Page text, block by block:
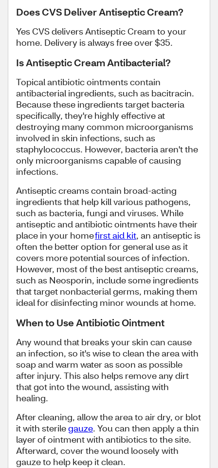
Does CVS Deliver Antiseptic Cream?
Yes CVS delivers Antiseptic Cream to your
home. Delivery is always free over $35.
Is Antiseptic Cream Antibacterial?
Topical antibiotic ointments contain
antibacterial ingredients, such as bacitracin.
Because these ingredients target bacteria
specifically, they're highly effective at
destroying many common microorganisms
involved in skin infections, such as
staphylococcus. However, bacteria aren't the
only microorganisms capable of causing
infections.
Antiseptic creams contain broad-acting
ingredients that help kill various pathogens,
such as bacteria, fungi and viruses. While
antiseptic and antibiotic ointments have their
place in your homefirst aid kit, an antiseptic is
often the better option for general use as it
covers more potential sources of infection.
However, most of the best antiseptic creams,
such as Neosporin, include some ingredients
that target nonbacterial germs, making them
ideal for disinfecting minor wounds at home.
When to Use Antibiotic Ointment
Any wound that breaks your skin can cause
an infection, so it's wise to clean the area with
soap and warm water as soon as possible
after injury. This also helps remove any dirt
that got into the wound, assisting with
healing.
After cleaning, allow the area to air dry, or blot
it with sterilegauze. You can then apply a thin
layer of ointment with antibiotics to the site.
Afterward, cover the wound loosely with
gauze to help keep it clean.